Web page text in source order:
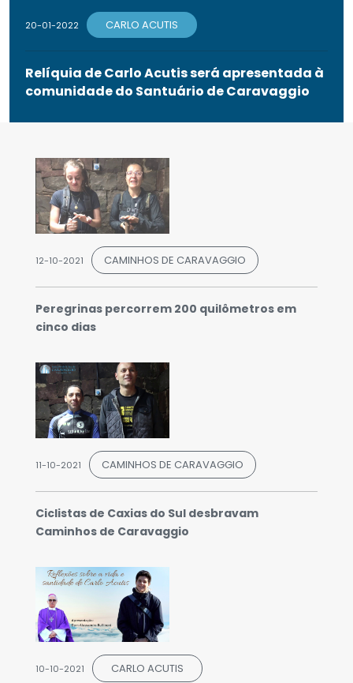
20-01-2022 CARLO ACUTIS
Relíquia de Carlo Acutis será apresentada à
comunidade do Santuário de Caravaggio
12-10-2021 CAMINHOS DE CARAVAGGIO
Peregrinas percorrem 200 quilômetros em
cinco dias
11-10-2021 CAMINHOS DE CARAVAGGIO
Ciclistas de Caxias do Sul desbravam
Caminhos de Caravaggio
10-10-2021 CARLO ACUTIS